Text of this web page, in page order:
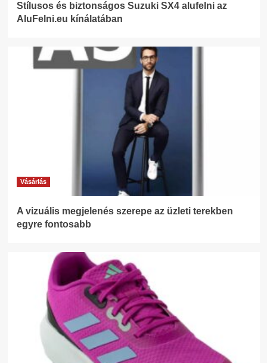
Stílusos és biztonságos Suzuki SX4 alufelni az
AluFelni.eu kínálatában
Vásárlás
A vizuális megjelenés szerepe az üzleti terekben
egyre fontosabb